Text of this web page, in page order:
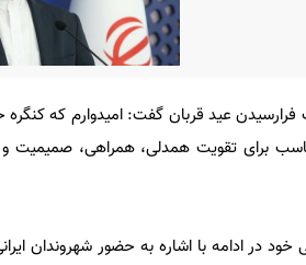
فرارسیدن عید قربان گفت: امیدوارم که
برای تقویت همدلی، همراهی، صمیمیت
در ادامه با اشاره به حضور شهروندان